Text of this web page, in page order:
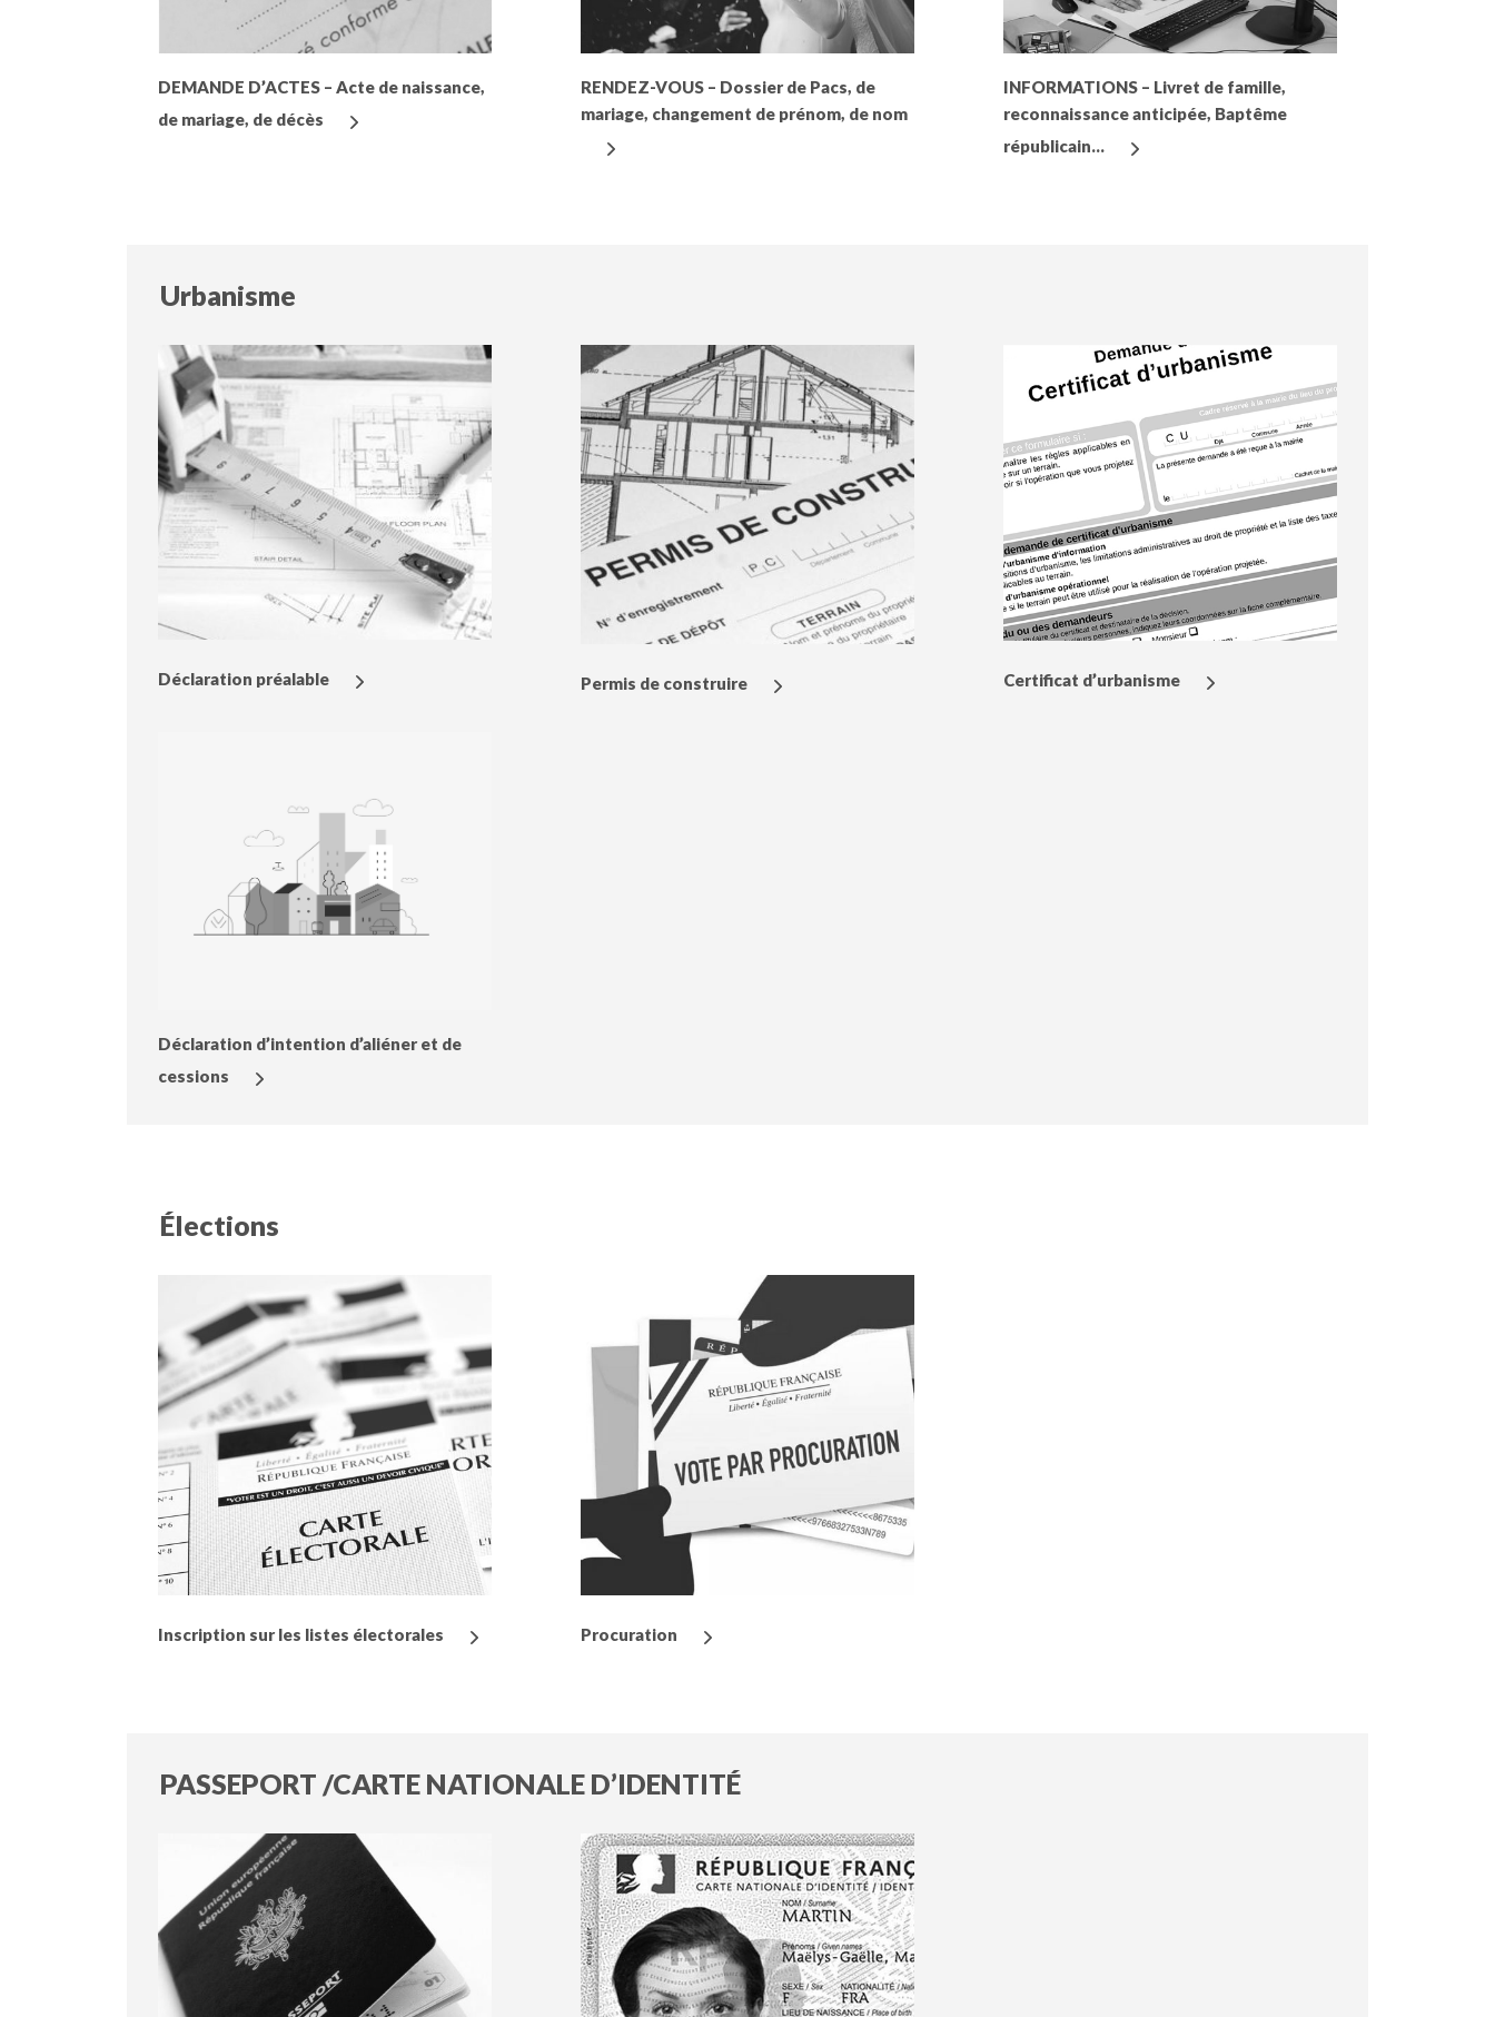
DEMANDE D’ACTES – Acte de naissance,
de mariage, de décès
RENDEZ-VOUS – Dossier de Pacs, de
mariage, changement de prénom, de nom
INFORMATIONS – Livret de famille,
reconnaissance anticipée, Baptême
républicain…
Urbanisme
Déclaration préalable Permis de construire Certificat d’urbanisme
Déclaration d’intention d’aliéner et de
cessions
Élections
Inscription sur les listes électorales Procuration
PASSEPORT /CARTE NATIONALE D’IDENTITÉ